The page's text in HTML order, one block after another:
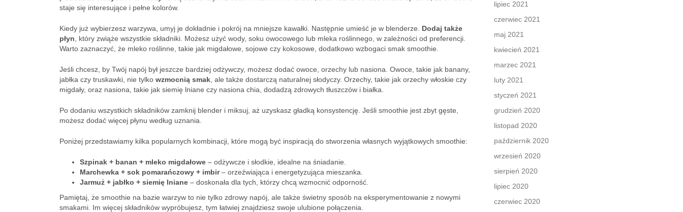
staje się interesujące i pełne kolorów.
Kiedy już wybierzesz warzywa, umyj je dokładnie i pokrój na mniejsze kawałki. Następnie umieść je w blenderze. Dodaj także
płyn , który zwiąże wszystkie składniki. Możesz użyć wody, soku owocowego lub mleka roślinnego, w zależności od preferencji.
Warto zaznaczyć, że mleko roślinne, takie jak migdałowe, sojowe czy kokosowe, dodatkowo wzbogaci smak smoothie.
Jeśli chcesz, by Twój napój był jeszcze bardziej odżywczy, możesz dodać owoce, orzechy lub nasiona. Owoce, takie jak banany,
jabłka czy truskawki, nie tylko wzmocnią smak , ale także dostarczą naturalnej słodyczy. Orzechy, takie jak orzechy włoskie czy
migdały, oraz nasiona, takie jak siemię lniane czy nasiona chia, dodadzą zdrowych tłuszczów i białka.
Po dodaniu wszystkich składników zamknij blender i miksuj, aż uzyskasz gładką konsystencję. Jeśli smoothie jest zbyt gęste,
możesz dodać więcej płynu według uznania.
Poniżej przedstawiamy kilka popularnych kombinacji, które mogą być inspiracją do stworzenia własnych wyjątkowych smoothie:
Szpinak + banan + mleko migdałowe – odżywcze i słodkie, idealne na śniadanie.
Marchewka + sok pomarańczowy + imbir– orzeźwiająca i energetyzująca mieszanka.
Jarmuż + jabłko + siemię lniane – doskonała dla tych, którzy chcą wzmocnić odporność.
Pamiętaj, że smoothie na bazie warzyw to nie tylko zdrowy napój, ale także świetny sposób na eksperymentowanie z nowymi
smakami. Im więcej składników wypróbujesz, tym łatwiej znajdziesz swoje ulubione połączenia.
lipiec 2021
czerwiec 2021
maj 2021
kwiecień 2021
marzec 2021
luty 2021
styczeń 2021
grudzień 2020
listopad 2020
październik 2020
wrzesień 2020
sierpień 2020
lipiec 2020
czerwiec 2020